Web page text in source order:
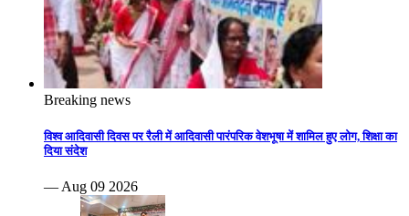
Breaking news
विश्व आदिवासी दिवस पर रैली में आदिवासी पारंपरिक वेशभूषा में शामिल हुए लोग, शिक्षा का
दिया संदेश
— Aug 09 2026